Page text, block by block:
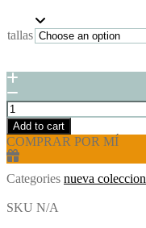
tallas
Add to cart
COMPRAR POR MÍ
Categories nueva coleccion
SKU N/A